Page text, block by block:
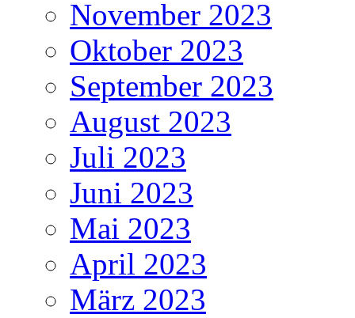
November 2023
Oktober 2023
September 2023
August 2023
Juli 2023
Juni 2023
Mai 2023
April 2023
März 2023